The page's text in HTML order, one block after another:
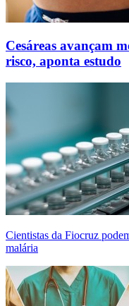
Cesáreas avançam
risco, aponta estudo
Cientistas da Fiocruz
malária